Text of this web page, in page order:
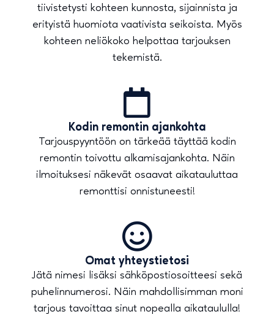
tiivistetysti kohteen kunnosta, sijainnista ja
erityistä huomiota vaativista seikoista. Myös
kohteen neliökoko helpottaa tarjouksen
tekemistä.
Kodin remontin ajankohta
Tarjouspyyntöön on tärkeää täyttää kodin
remontin toivottu alkamisajankohta. Näin
ilmoituksesi näkevät osaavat aikatauluttaa
remonttisi onnistuneesti!
Omat yhteystietosi
Jätä nimesi lisäksi sähköpostiosoitteesi sekä
puhelinnumerosi. Näin mahdollisimman moni
tarjous tavoittaa sinut nopealla aikataululla!